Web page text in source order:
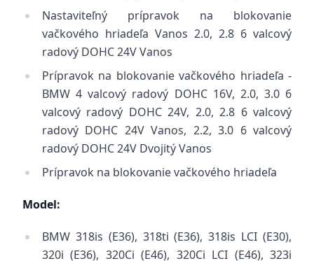
Nastaviteľný prípravok na blokovanie
vačkového hriadeľa Vanos 2.0, 2.8 6 valcový
radový DOHC 24V Vanos
Prípravok na blokovanie vačkového hriadeľa -
BMW 4 valcový radový DOHC 16V, 2.0, 3.0 6
valcový radový DOHC 24V, 2.0, 2.8 6 valcový
radový DOHC 24V Vanos, 2.2, 3.0 6 valcový
radový DOHC 24V Dvojitý Vanos
Prípravok na blokovanie vačkového hriadeľa
Model:
BMW 318is (E36), 318ti (E36), 318is LCI (E30),
320i (E36), 320Ci (E46), 320Ci LCI (E46), 323i